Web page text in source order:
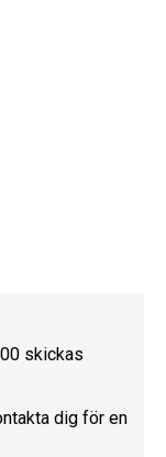
skickas
dig för en